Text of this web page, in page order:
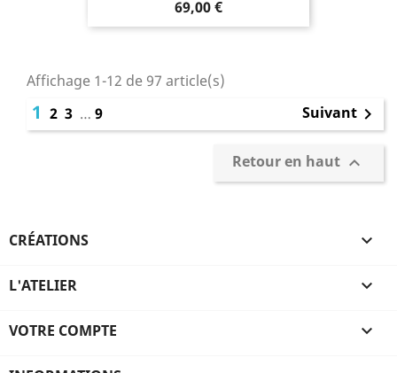
69,00 €
Affichage 1-12 de 97 article(s)
1 2 3 … 9 Suivant 
Retour en haut 
CRÉATIONS 
L'ATELIER 
VOTRE COMPTE 